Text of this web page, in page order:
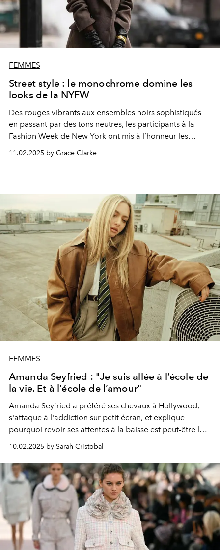
FEMMES
Street style : le monochrome domine les
looks de la NYFW
Des rouges vibrants aux ensembles noirs sophistiqués
en passant par des tons neutres, les participants à la
Fashion Week de New York ont mis à l’honneur les
tenues monochromes et tonales, affirmant ainsi que
l’harmonie des couleurs est la grande tendance de la
11.02.2025 by Grace Clarke
FEMMES
Amanda Seyfried : "Je suis allée à l’école de
la vie. Et à l’école de l’amour"
Amanda Seyfried a préféré ses chevaux à Hollywood,
s'attaque à l'addiction sur petit écran, et explique
pourquoi revoir ses attentes à la baisse est peut-être le
secret de la réussite.
10.02.2025 by Sarah Cristobal